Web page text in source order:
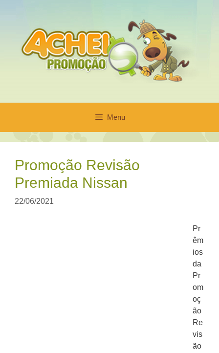
conteúdo
Menu
Promoção Revisão
Premiada Nissan
22/06/2021
Pr
êm
ios
da
Pr
om
oç
ão
Re
vis
ão